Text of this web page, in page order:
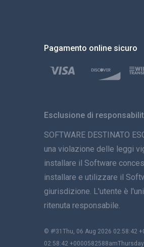
Pagamento online sicuro
Esclusione di
SOFTWARE DESTINATO
una violazione delle leggi
installare il Software
installare e utilizzare il
giurisdizione. L'utente è
ritenuta responsabile.
© #!31Thu, 06 Aug 2026 02:58:42
02:58:42